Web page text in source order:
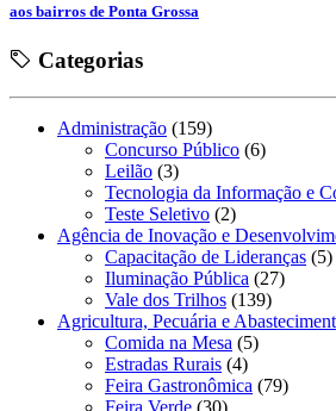
aos bairros de Ponta Grossa
Categorias
Administração (159)
Concurso Público (6)
Leilão (3)
Tecnologia da Informação e
Teste Seletivo (2)
Agência de Inovação e
Capacitação de Lideranças (5)
Iluminação Pública (27)
Vale dos Trilhos (139)
Agricultura, Pecuária e
Comida na Mesa (5)
Estradas Rurais (4)
Feira Gastronômica (79)
Feira Verde (30)